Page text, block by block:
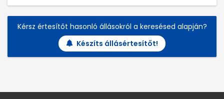
Kérsz értesítőt hasonló állásokról a keresésed alapján?
Készíts állásértesítőt!